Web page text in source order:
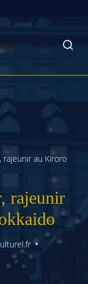
rajeunir au Kiroro
rajeunir